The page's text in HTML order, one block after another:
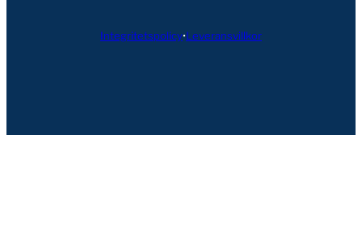
Integritetspolicy•Leveransvillkor